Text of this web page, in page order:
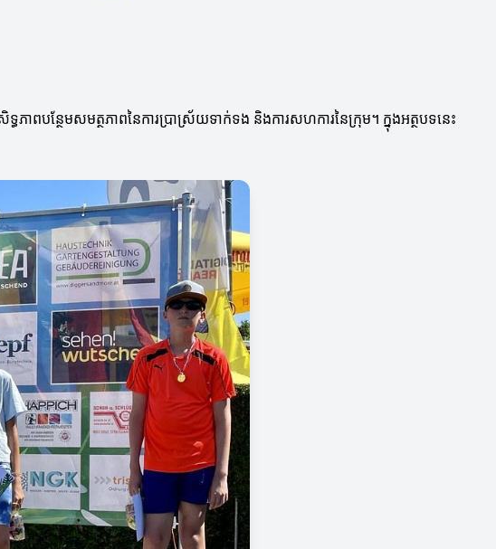
ាពបន្ថែមសមត្ថភាពនៃការប្រាស្រ័យទាក់ទង និងការសហការនៃក្រុម។ ក្នុងអត្ថបទនេះ